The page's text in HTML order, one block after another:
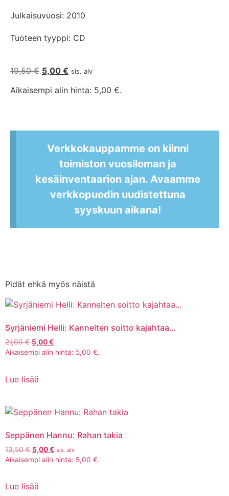
Julkaisuvuosi: 2010
Tuoteen tyyppi: CD
19,50€ 5,00 € sis. alv
Aikaisempi alin hinta: 5,00 €.
Verkkokauppamme on kiinni
toimiston vuosiloman ja
kesäinventaarion ajan. Avaamme
verkkopuodin uudistettuna
syyskuun aikana!
Pidät ehkä myös näistä
Syrjäniemi Helli: Kannelten soitto kajahtaa…
21,00€ 5,00€
Aikaisempi alin hinta: 5,00 €.
Lue lisää
Seppänen Hannu: Rahan takia
13,50€ 5,00€ sis. alv
Aikaisempi alin hinta: 5,00 €.
Lue lisää